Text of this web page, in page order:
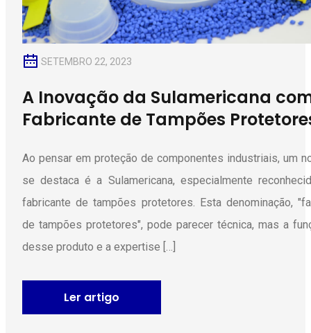
SETEMBRO 22, 2023
A Inovação da Sulamericana
Fabricante de Tampões
Ao pensar em proteção de componentes industriais, um
se destaca é a Sulamericana, especialmente
fabricante de tampões protetores. Esta denominação,
de tampões protetores", pode parecer técnica, mas a
desse produto e a expertise […]
Ler artigo